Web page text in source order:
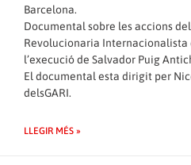
Barcelona.
Documental sobre les accions
Revolucionaria Internacionalista
l’execució de Salvador Puig
El documental esta dirigit per
delsGARI.
LLEGIR MÉS »